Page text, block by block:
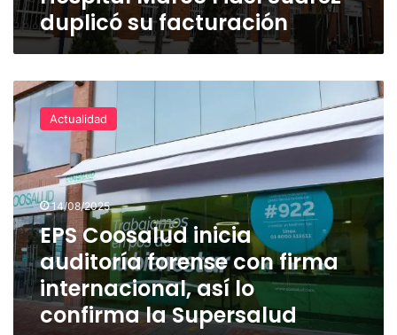
duplicó su facturación
EPS
Coosalud
inicia
auditoría
forense
con
firma
internacional,
así
lo
confirma
Supersalud
Actualidad
14/08/2025
EPS Coosalud inicia
auditoría forense con firma
internacional, así lo
confirma la Supersalud